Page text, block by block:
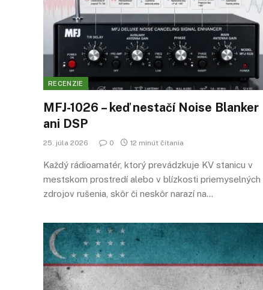
RECENZIE
MFJ-1026 – keď nestačí Noise Blanker
ani DSP
25. júla 2026 0 12 minút čítania
Každý rádioamatér, ktorý prevádzkuje KV stanicu v
mestskom prostredí alebo v blízkosti priemyselných
zdrojov rušenia, skôr či neskôr narazí na…